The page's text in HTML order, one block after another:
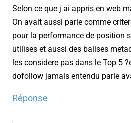
Selon ce que j ai appris en web
On avait aussi parle comme
pour la performance de position
utilìses et aussi des balises
les considere pas dans le Top 5
dofollow jamais entendu parle
Réponse